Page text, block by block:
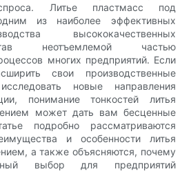
спроса. Литье пластмасс под
из наиболее эффективных
высококачественных
неотъемлемой частью
многих предприятий. Если
свои производственные
новые направления
понимание тонкостей литья
может дать вам бесценные
подробно рассматриваются
и особенности литья
а также объясняются, почему
выбор для предприятий